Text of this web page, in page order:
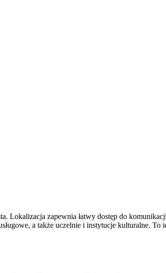
Lokalizacja zapewnia łatwy dostęp do
a także uczelnie i instytucje kulturalne.